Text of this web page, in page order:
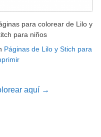
para colorear de Lilo y
para niños
Páginas de Lilo y Stich para
aquí →